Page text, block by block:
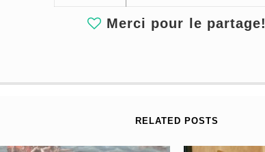
Merci pour le partage!
RELATED POSTS